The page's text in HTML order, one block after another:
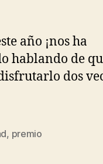
año ¡nos ha
hablando de
dos
, premio